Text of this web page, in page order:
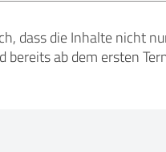
dass die Inhalte nicht
ab dem ersten